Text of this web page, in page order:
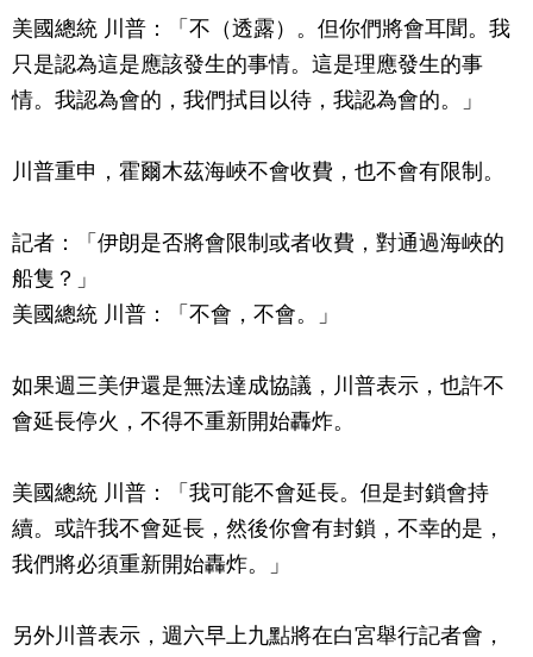
美國總統 川普：「不（透露）。但你們將會耳聞。我
只是認為這是應該發生的事情。這是理應發生的事
情。我認為會的，我們拭目以待，我認為會的。」
川普重申，霍爾木茲海峽不會收費，也不會有限制。
記者：「伊朗是否將會限制或者收費，對通過海峽的
船隻？」
美國總統 川普：「不會，不會。」
如果週三美伊還是無法達成協議，川普表示，也許不
會延長停火，不得不重新開始轟炸。
美國總統 川普：「我可能不會延長。但是封鎖會持
續。或許我不會延長，然後你會有封鎖，不幸的是，
我們將必須重新開始轟炸。」
另外川普表示，週六早上九點將在白宮舉行記者會，